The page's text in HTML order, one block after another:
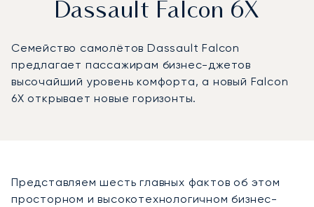
Dassault Falcon 6X
Семейство самолётов Dassault Falcon
предлагает пассажирам бизнес-джетов
высочайший уровень комфорта, а новый Falcon
6X открывает новые горизонты.
Представляем шесть главных фактов об этом
просторном и высокотехнологичном бизнес-